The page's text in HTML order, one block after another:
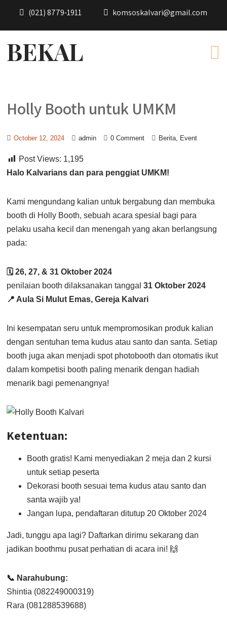
(021) 8779-1911 komsoskalvari@gmail.com
BEKAL
Holly Booth untuk UMKM
October 12, 2024 admin 0 Comment Berita Event
Post Views: 1,195
Halo Kalvarians dan para penggiat UMKM!
Kami mengundang kalian untuk bergabung dan membuka
booth di Holly Booth, sebuah acara spesial bagi para
pelaku usaha kecil dan menengah yang akan berlangsung
pada:
🗓️ 26, 27, & 31 Oktober 2024
penilaian booth dilaksanakan tanggal31 Oktober 2024
📍 Aula Si Mulut Emas, Gereja Kalvari
Ini kesempatan seru untuk mempromosikan produk kalian
dengan sentuhan tema kudus atau santo dan santa. Setiap
booth juga akan menjadi spot photobooth dan otomatis ikut
dalam kompetisi booth paling menarik dengan hadiah
menarik bagi pemenangnya!
Ketentuan:
Booth gratis! Kami menyediakan 2 meja dan 2 kursi
untuk setiap peserta
Dekorasi booth sesuai tema kudus atau santo dan
santa wajib ya!
Jangan lupa, pendaftaran ditutup 20 Oktober 2024
Jadi, tunggu apa lagi? Daftarkan dirimu sekarang dan
jadikan boothmu pusat perhatian di acara ini! 🙌
📞 Narahubung:
Shintia (082249000319)
Rara (081288539688)